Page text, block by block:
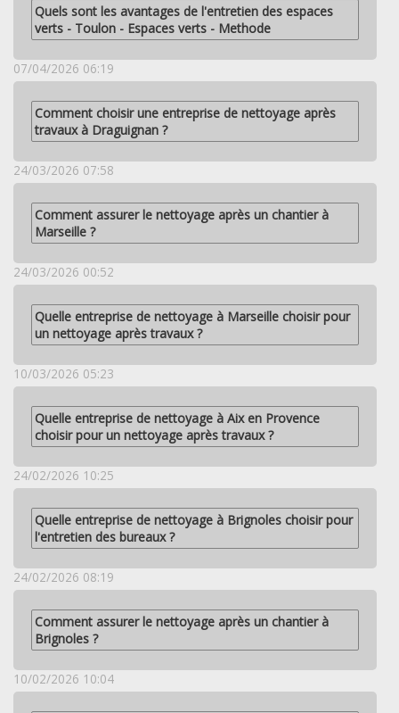
Quels sont les avantages de l'entretien des espaces
verts - Toulon - Espaces verts - Methode
07/04/2026 06:19
Comment choisir une entreprise de nettoyage après
travaux à Draguignan ?
24/03/2026 07:58
Comment assurer le nettoyage après un chantier à
Marseille ?
24/03/2026 00:52
Quelle entreprise de nettoyage à Marseille choisir pour
un nettoyage après travaux ?
10/03/2026 05:23
Quelle entreprise de nettoyage à Aix en Provence
choisir pour un nettoyage après travaux ?
24/02/2026 10:25
Quelle entreprise de nettoyage à Brignoles choisir pour
l'entretien des bureaux ?
24/02/2026 08:19
Comment assurer le nettoyage après un chantier à
Brignoles ?
10/02/2026 10:04